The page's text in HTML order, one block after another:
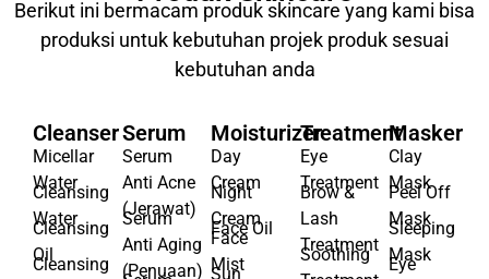
Produk Skincare
Berikut ini bermacam produk skincare yang kami bisa
produksi untuk kebutuhan projek produk sesuai
Cleanser
Micellar
Water
Cleansing
Water
Cleansing
Serum
Serum
Anti Acne
(Jerawat)
Serum
Moisturizer
Day
Cream
Night
Cream
Face Oil
Face
Treatment
Eye
Treatment
Brow &
Lash
Masker
Clay
Mask
Peel Off
Mask
Sleeping